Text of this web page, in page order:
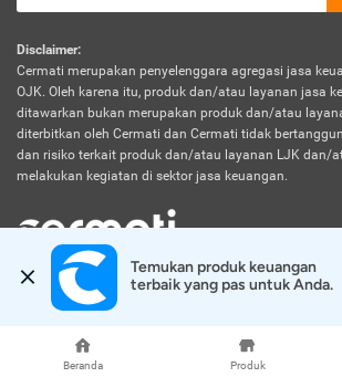
Beranda Produk
Disclaimer:
Cermati merupakan penyelenggara agregasi jasa
OJK. Oleh karena itu, produk dan/atau layanan jasa
ditawarkan bukan merupakan produk dan/atau
diterbitkan oleh Cermati dan Cermati tidak
dan risiko terkait produk dan/atau layanan LJK dan/
melakukan kegiatan di sektor jasa keuangan.
© 2026 Cermati. All Rights Reserved.
Temukan produk keuangan
terbaik yang pas untuk Anda.